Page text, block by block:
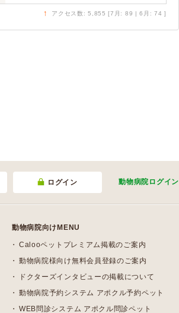
↑ アクセス数: 5,855 [7月: 89 | 6月: 74 ]
ログイン 動物病院 ログイン
動物病院向けMENU
Calooペットプレミアム掲載のご案内
動物病院様向け無料会員登録のご案内
ドクターズインタビューの掲載について
動物病院予約システム アポクル予約ペット
WEB問診システム アポクル問診ペット